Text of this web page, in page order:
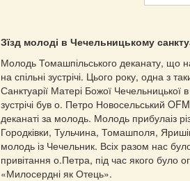
Зїзд молоді в Чечельницькому
Молодь Томашпільського деканату, що
на спільні зустрічі. Цього року, одна з
Санктуарії Матері Божої Чечельницької
зустрічі був о. Петро Новосельський
деканаті за молодь. Молодь прибулаіз
Городківки, Тульчина, Томашполя,
молодь із Чечельник. Всіх разом нас
привітання о.Петра, під час якого було
«Милосердні як Отець».